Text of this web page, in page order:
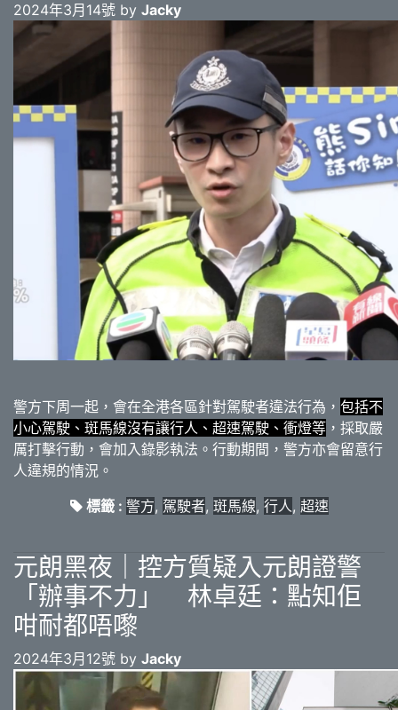
2024年3月14號 by Jacky
警方下周一起，會在全港各區針對駕駛者違法行為， 包括不
小心駕駛、斑馬線沒有讓行人、超速駕駛、衝燈等 ，採取嚴
厲打擊行動，會加入錄影執法。行動期間，警方亦會留意行
人違規的情況。
標籤 : 警方, 駕駛者, 斑馬線, 行人, 超速
元朗黑夜｜控方質疑入元朗證警
「辦事不力」 林卓廷：點知佢
咁耐都唔嚟
2024年3月12號 by Jacky